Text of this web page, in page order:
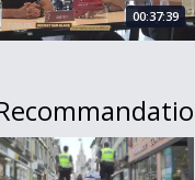
00:37:39
police jongle entre